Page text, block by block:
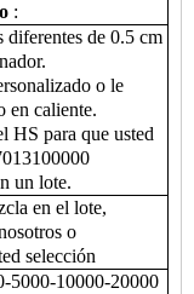
:
diferentes de 0.5 cm
o le
en caliente.
HS para que usted
un lote.
en el lote,
o
selección
5000-10000-20000